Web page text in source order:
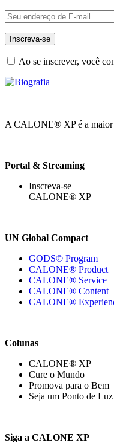
Ao se inscrever, você
A CALONE® XP é a
Portal & Streaming
Inscreva-se
CALONE® XP
UN Global Compact
GODS© Program
CALONE® Product
CALONE® Service
CALONE® Content
CALONE®
Colunas
CALONE® XP
Cure o Mundo
Promova para o Bem
Seja um Ponto de Luz
Siga a CALONE XP